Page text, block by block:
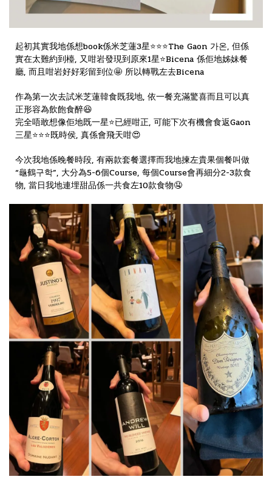
起初其實我地係想book係米芝蓮3星⭐️⭐️⭐️The Gaon 가온, 但係
實在太難約到檯, 又咁岩發現到原來1星⭐️Bicena 係佢地姊妹餐
廳, 而且咁岩好好彩留到位🤩 所以轉戰左去Bicena
作為第一次去試米芝蓮韓食既我地, 依一餐充滿驚喜而且可以真
正形容為飲飽食醉😆
完全唔敢想像佢地既一星⭐️已經咁正, 可能下次有機會食返Gaon
三星⭐️⭐️⭐️既時侯, 真係會飛天咁😍
今次我地係晚餐時段, 有兩款套餐選擇而我地揀左貴果個餐叫做
“龜鶴구학”, 大分為5-6個Course, 每個Course會再細分2-3款食
物, 當日我地連埋甜品係一共食左10款食物🤤